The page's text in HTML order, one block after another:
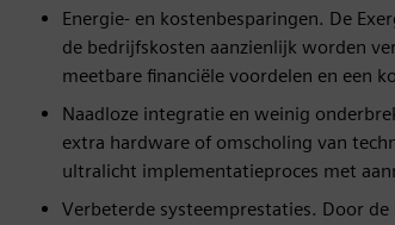
Energie- en kostenbesparingen. De
de bedrijfskosten aanzienlijk worden
meetbare financiële voordelen en een
Naadloze integratie en weinig
extra hardware of omscholing van
ultralicht implementatieproces met
Verbeterde systeemprestaties. Door